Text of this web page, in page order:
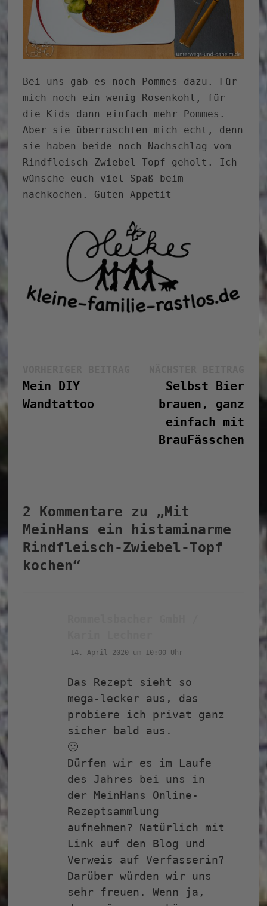
Bei uns gab es noch Pommes dazu. Für
mich noch ein wenig Rosenkohl, für
die Kids dann einfach mehr Pommes.
Aber sie überraschten mich echt, denn
sie haben beide noch Nachschlag vom
Rindfleisch Zwiebel Topf geholt. Ich
wünsche euch viel Spaß beim
nachkochen. Guten Appetit
Beitrag:
Mein DIY
Wandtattoo
Selbst Bier
brauen, ganz
einfach mit
BrauFässchen
2 Kommentare zu „ Mit
MeinHans ein histaminarme
Rindfleisch-Zwiebel-Topf
kochen“
14. April 2020 um 10:00 Uhr
Das Rezept sieht so
mega-lecker aus, das
probiere ich privat ganz
sicher bald aus.
🙂
Dürfen wir es im Laufe
des Jahres bei uns in
der MeinHans Online-
Rezeptsammlung
aufnehmen? Natürlich mit
Link auf den Blog und
Verweis auf Verfasserin?
Darüber würden wir uns
sehr freuen. Wenn ja,